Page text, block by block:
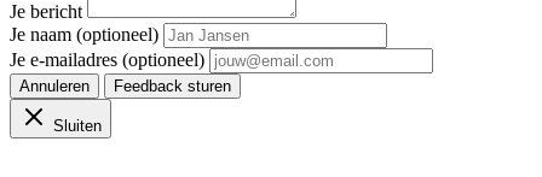
Je bericht
Je naam (optioneel)
Je e-mailadres (optioneel)
Annuleren Feedback sturen
Sluiten